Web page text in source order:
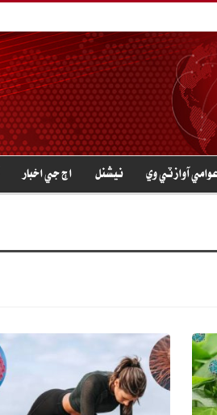
آواز ٽي وي نيشنل اڄ جي اخبار